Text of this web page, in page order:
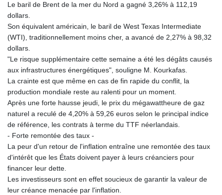
Le baril de Brent de la mer du Nord a gagné 3,26% à 112,19
dollars.
Son équivalent américain, le baril de West Texas Intermediate
(WTI), traditionnellement moins cher, a avancé de 2,27% à 98,32
dollars.
"Le risque supplémentaire cette semaine a été les dégâts causés
aux infrastructures énergétiques", souligne M. Kourkafas.
La crainte est que même en cas de fin rapide du conflit, la
production mondiale reste au ralenti pour un moment.
Après une forte hausse jeudi, le prix du mégawattheure de gaz
naturel a reculé de 4,20% à 59,26 euros selon le principal indice
de référence, les contrats à terme du TTF néerlandais.
- Forte remontée des taux -
La peur d'un retour de l'inflation entraîne une remontée des taux
d'intérêt que les États doivent payer à leurs créanciers pour
financer leur dette.
Les investisseurs sont en effet soucieux de garantir la valeur de
leur créance menacée par l'inflation.